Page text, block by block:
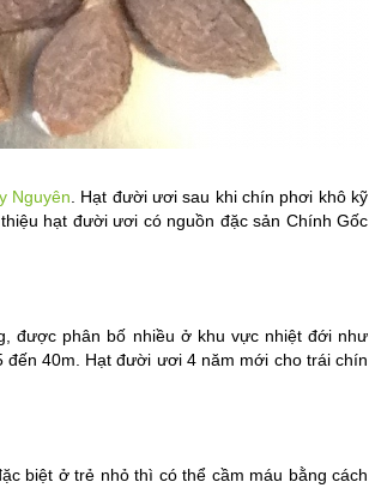
Nguyên . Hạt đười ươi sau khi chín phơi khô kỹ
hạt đười ươi có nguồn đặc sản Chính Gốc
được phân bố nhiều ở khu vực nhiệt đới như
40m. Hạt đười ươi 4 năm mới cho trái chín
biệt ở trẻ nhỏ thì có thể cầm máu bằng cách